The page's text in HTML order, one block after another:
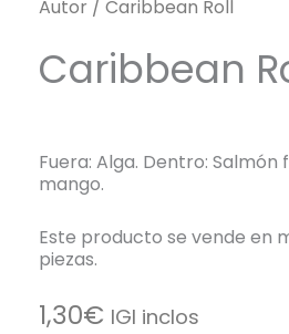
Autor / Caribbean Roll
Caribbean
Fuera: Alga. Dentro:
mango.
Este producto se vende en
piezas.
1,30€ IGI inclos